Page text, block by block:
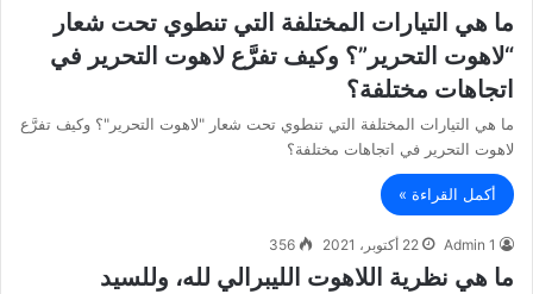
ما هي التيارات المختلفة التي تنطوي تحت شعار
“لاهوت التحرير”؟ وكيف تفرَّع لاهوت التحرير في
اتجاهات مختلفة؟
ما هي التيارات المختلفة التي تنطوي تحت شعار "لاهوت التحرير"؟ وكيف تفرَّع
لاهوت التحرير في اتجاهات مختلفة؟
أكمل القراءة »
Admin 1 22 أكتوبر، 2021 356
ما هي نظرية اللاهوت الليبرالي لله، وللسيد